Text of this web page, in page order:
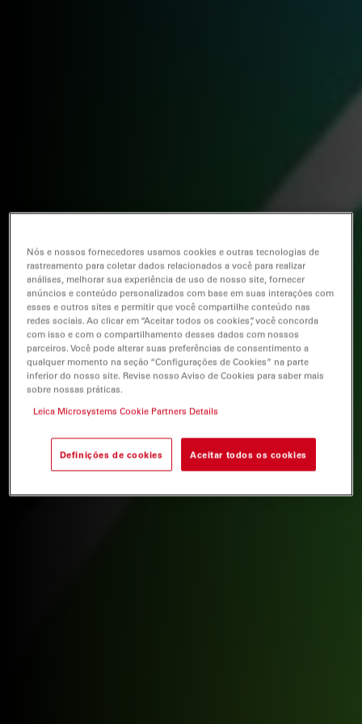
Nós e nossos fornecedores usamos cookies e outras tecnologias de
rastreamento para coletar dados relacionados a você para realizar
análises, melhorar sua experiência de uso de nosso site, fornecer
anúncios e conteúdo personalizados com base em suas interações com
esses e outros sites e permitir que você compartilhe conteúdo nas
redes sociais. Ao clicar em “Aceitar todos os cookies”, você concorda
com isso e com o compartilhamento desses dados com nossos
parceiros. Você pode alterar suas preferências de consentimento a
qualquer momento na seção “Configurações de Cookies” na parte
inferior do nosso site. Revise nosso Aviso de Cookies para saber mais
sobre nossas práticas.
Leica Microsystems Cookie Partners Details
Definições de cookies Aceitar todos os cookies